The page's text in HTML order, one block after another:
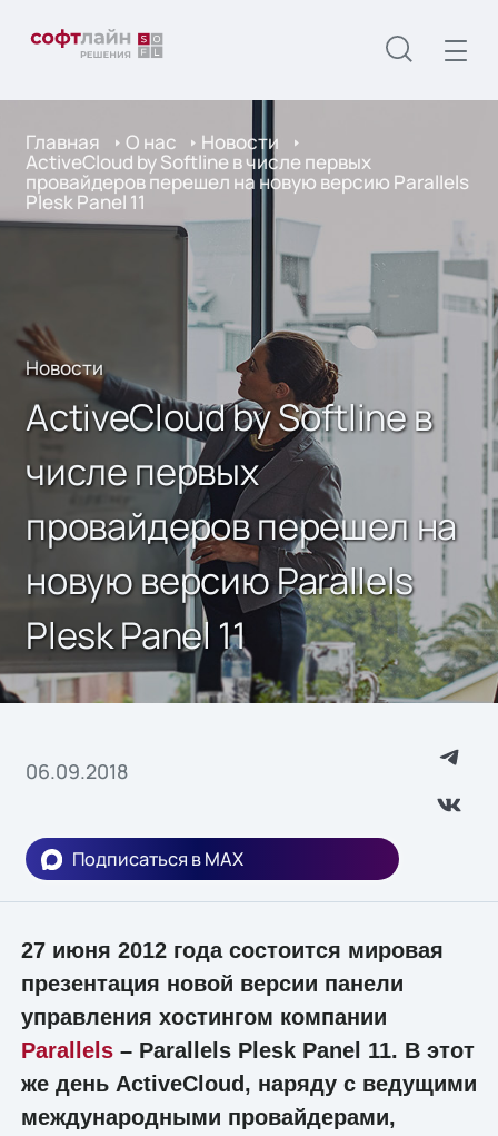
Главная О нас Новости
ActiveCloud by Softline в числе первых
провайдеров перешел на новую версию Parallels
Plesk Panel 11
Новости
ActiveCloud by Softline в
числе первых
провайдеров перешел на
новую версию Parallels
Plesk Panel 11
06.09.2018
Подписаться в MAX
27 июня 2012 года состоится мировая
презентация новой версии панели
управления хостингом компании
Parallels– Parallels Plesk Panel 11. В этот
же день ActiveCloud, наряду с ведущими
международными провайдерами,